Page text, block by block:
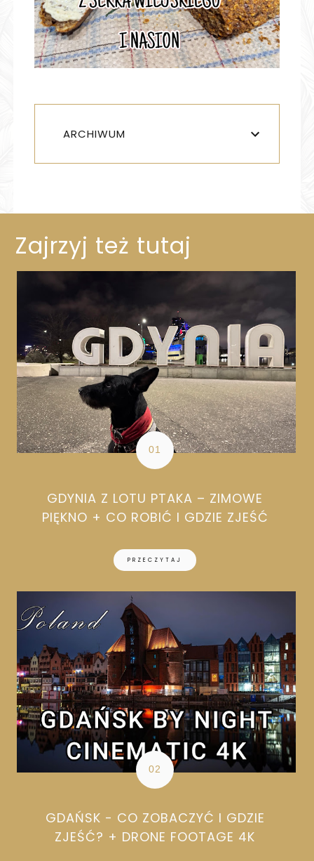
ARCHIWUM
Zajrzyj też tutaj
GDYNIA Z LOTU PTAKA – ZIMOWE
PIĘKNO + CO ROBIĆ I GDZIE ZJEŚĆ
PRZECZYTAJ
GDAŃSK - CO ZOBACZYĆ I GDZIE
ZJEŚĆ? + DRONE FOOTAGE 4K